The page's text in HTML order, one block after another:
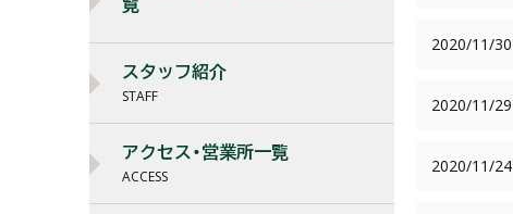
2020/11/30
2020/11/29
2020/11/24
スタッフ紹介
STAFF
アクセス・営業所一覧
ACCESS